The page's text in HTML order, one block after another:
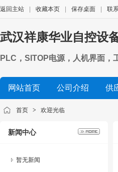
返回主站 收藏本页 保存桌面 联
武汉祥康华业自控设
PLC，SITOP电源，人机界面
网站首页 公司介绍 供
首页 > 欢迎光临
新闻中心
暂无新闻